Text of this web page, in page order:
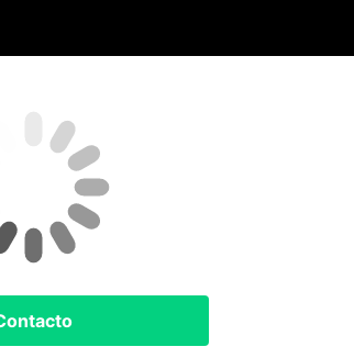
Aires, AR
8°C
Nubes